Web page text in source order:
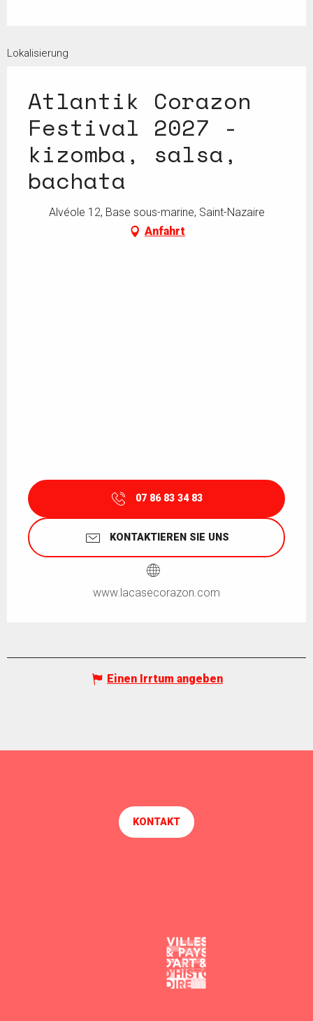
26 April 2027
Lokalisierung
Atlantik Corazon
Festival 2027 -
kizomba, salsa,
bachata
Alvéole 12, Base sous-marine, Saint-Nazaire
Anfahrt
07 86 83 34 83
KONTAKTIEREN SIE UNS
www.lacasecorazon.com
Einen Irrtum angeben
KONTAKT